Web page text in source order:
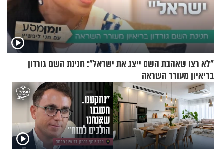
"לא רצו שאהבת השם ייצג את ישראל": חנינת השם גורדון
בריאיון מעורר השראה